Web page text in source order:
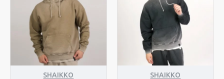
SHAIKKO SHAIKKO